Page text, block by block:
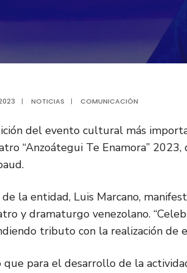
| NOTICIAS | COMUNICACIÓN
del evento cultural más
“Anzoátegui Te Enamora”
la entidad, Luis Marcano,
y dramaturgo venezolano.
tributo con la realización de
que para el desarrollo de la